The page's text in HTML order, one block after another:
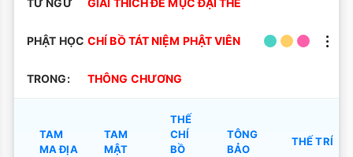
TỪ NGỮ
PHẬT HỌC
TRONG:
GIẢI THÍCH ĐỀ MỤC ĐẠI THẾ
CHÍ BỒ TÁT NIỆM PHẬT VIÊN
THÔNG CHƯƠNG
TAM
MA ĐỊA
TAM
MẬT
THẾ
CHÍ
BỒ
TÔNG
BẢO
THẾ TRÍ